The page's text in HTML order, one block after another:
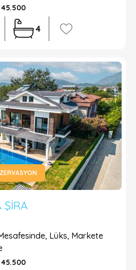
4
ŞIRA
Lüks, Markete